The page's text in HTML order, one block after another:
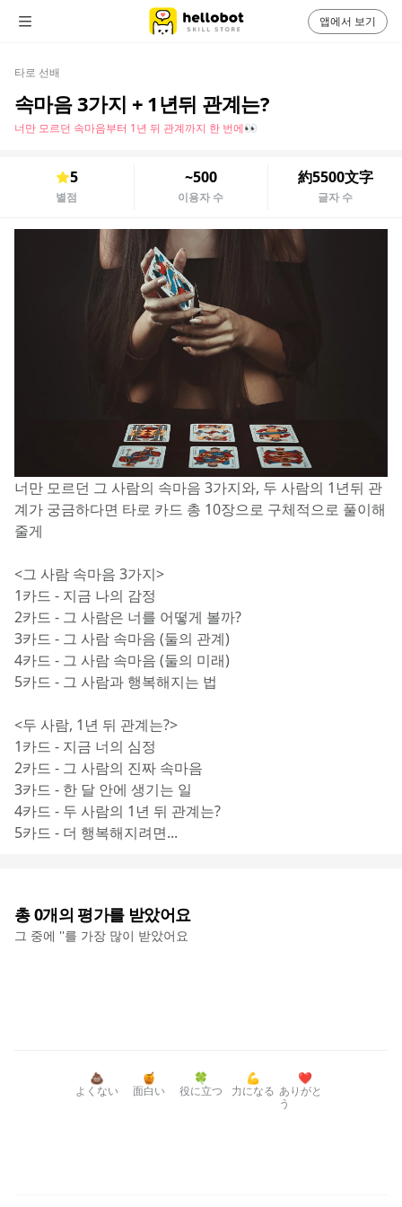
타로 선배
속마음 3가지 + 1년뒤 관계는?
너만 모르던 속마음부터 1년 뒤 관계까지 한 번에👀
5
별점
~500
이용자 수
約5500文字
글자 수
너만 모르던 그 사람의 속마음 3가지와, 두 사람의 1년뒤 관
계가 궁금하다면 타로 카드 총 10장으로 구체적으로 풀이해
줄게
<그 사람 속마음 3가지>
1카드 - 지금 나의 감정
2카드 - 그 사람은 너를 어떻게 볼까?
3카드 - 그 사람 속마음 (둘의 관계)
4카드 - 그 사람 속마음 (둘의 미래)
5카드 - 그 사람과 행복해지는 법
<두 사람, 1년 뒤 관계는?>
1카드 - 지금 너의 심정
2카드 - 그 사람의 진짜 속마음
3카드 - 한 달 안에 생기는 일
4카드 - 두 사람의 1년 뒤 관계는?
5카드 - 더 행복해지려면...
총0개의 평가를 받았어요
그 중에 ''를 가장 많이 받았어요
💩
よくない
🍯
面白い
🍀
役に立つ
💪
力になる
❤️
ありがと
う
앱에서 보기